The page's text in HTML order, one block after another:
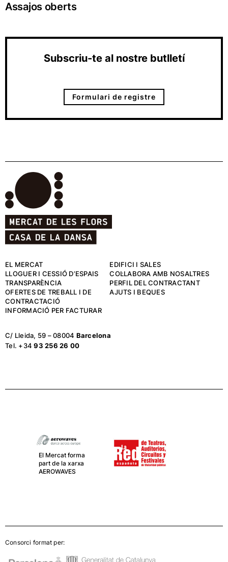
Assajos oberts
Subscriu-te al nostre butlletí
Formulari de registre
EL MERCAT
EDIFICI I SALES
LLOGUER I CESSIÓ D’ESPAIS
COL·LABORA AMB NOSALTRES
TRANSPARÈNCIA
PERFIL DEL CONTRACTANT
OFERTES DE TREBALL I DE
CONTRACTACIÓ
AJUTS I BEQUES
INFORMACIÓ PER FACTURAR
C/ Lleida, 59 – 08004 Barcelona
Tel. +3493 256 26 00
El Mercat forma
part de la xarxa
AEROWAVES
Consorci format per: